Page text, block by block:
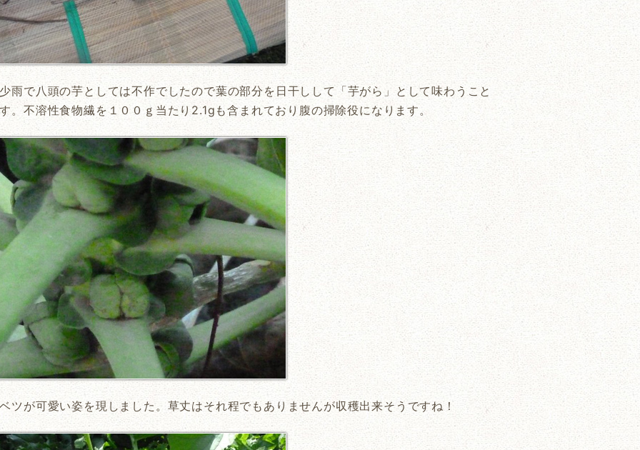
雨で八頭の芋としては不作でしたので葉の部分を日干しして「芋がら」として味わうこと
。不溶性食物繊を１００ｇ当たり2.1gも含まれており腹の掃除役になります。
ツが可愛い姿を現しました。草丈はそれ程でもありませんが収穫出来そうですね！